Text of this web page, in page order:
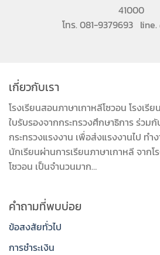
41000
โทร. 081-9379693 line.
เกี่ยวกับเรา
โรงเรียนสอนภาษาเกาหลีโซวอน โรงเรี
ใบรับรองจากกระทรวงศึกษาธิการ ร่วม
กระทรวงแรงงาน เพื่อส่งแรงงานไป ทำ
นักเรียนผ่านการเรียนภาษาเกาหลี จาก
โซวอน เป็นจำนวนมาก…
คำถามที่พบบ่อย
ข้อสงสัยทั่วไป
การชำระเงิน